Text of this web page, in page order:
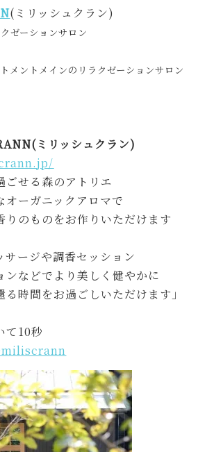
(ミリッシュクラン)
ゼーションサロン
メントメインのリラクゼーションサロン
ミリッシュクラン)
ごせる森のアトリエ
オーガニックアロマで
りのものをお作りいただけます
サージや調香セッション
ンなどでより美しく健やかに
時間をお過ごしいただけます」
て10秒